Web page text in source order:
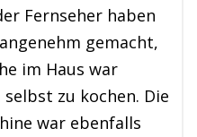
Fernseher haben
gemacht,
im Haus war
zu kochen. Die
war ebenfalls